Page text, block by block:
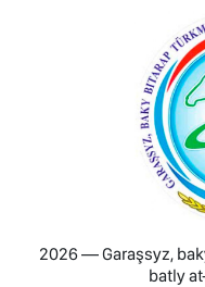
2026 — Garaşsyz,
batly